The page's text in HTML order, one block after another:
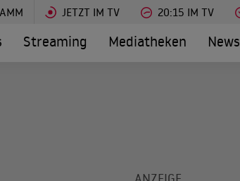
JETZT IM TV 20:15 IM TV
Streaming Mediatheken News